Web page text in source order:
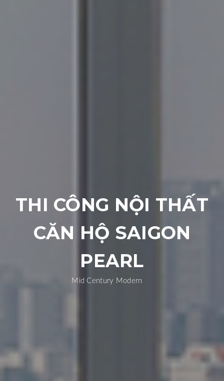
THI CÔNG NỘI THẤT
CĂN HỘ SAIGON
PEARL
Mid Century Modern